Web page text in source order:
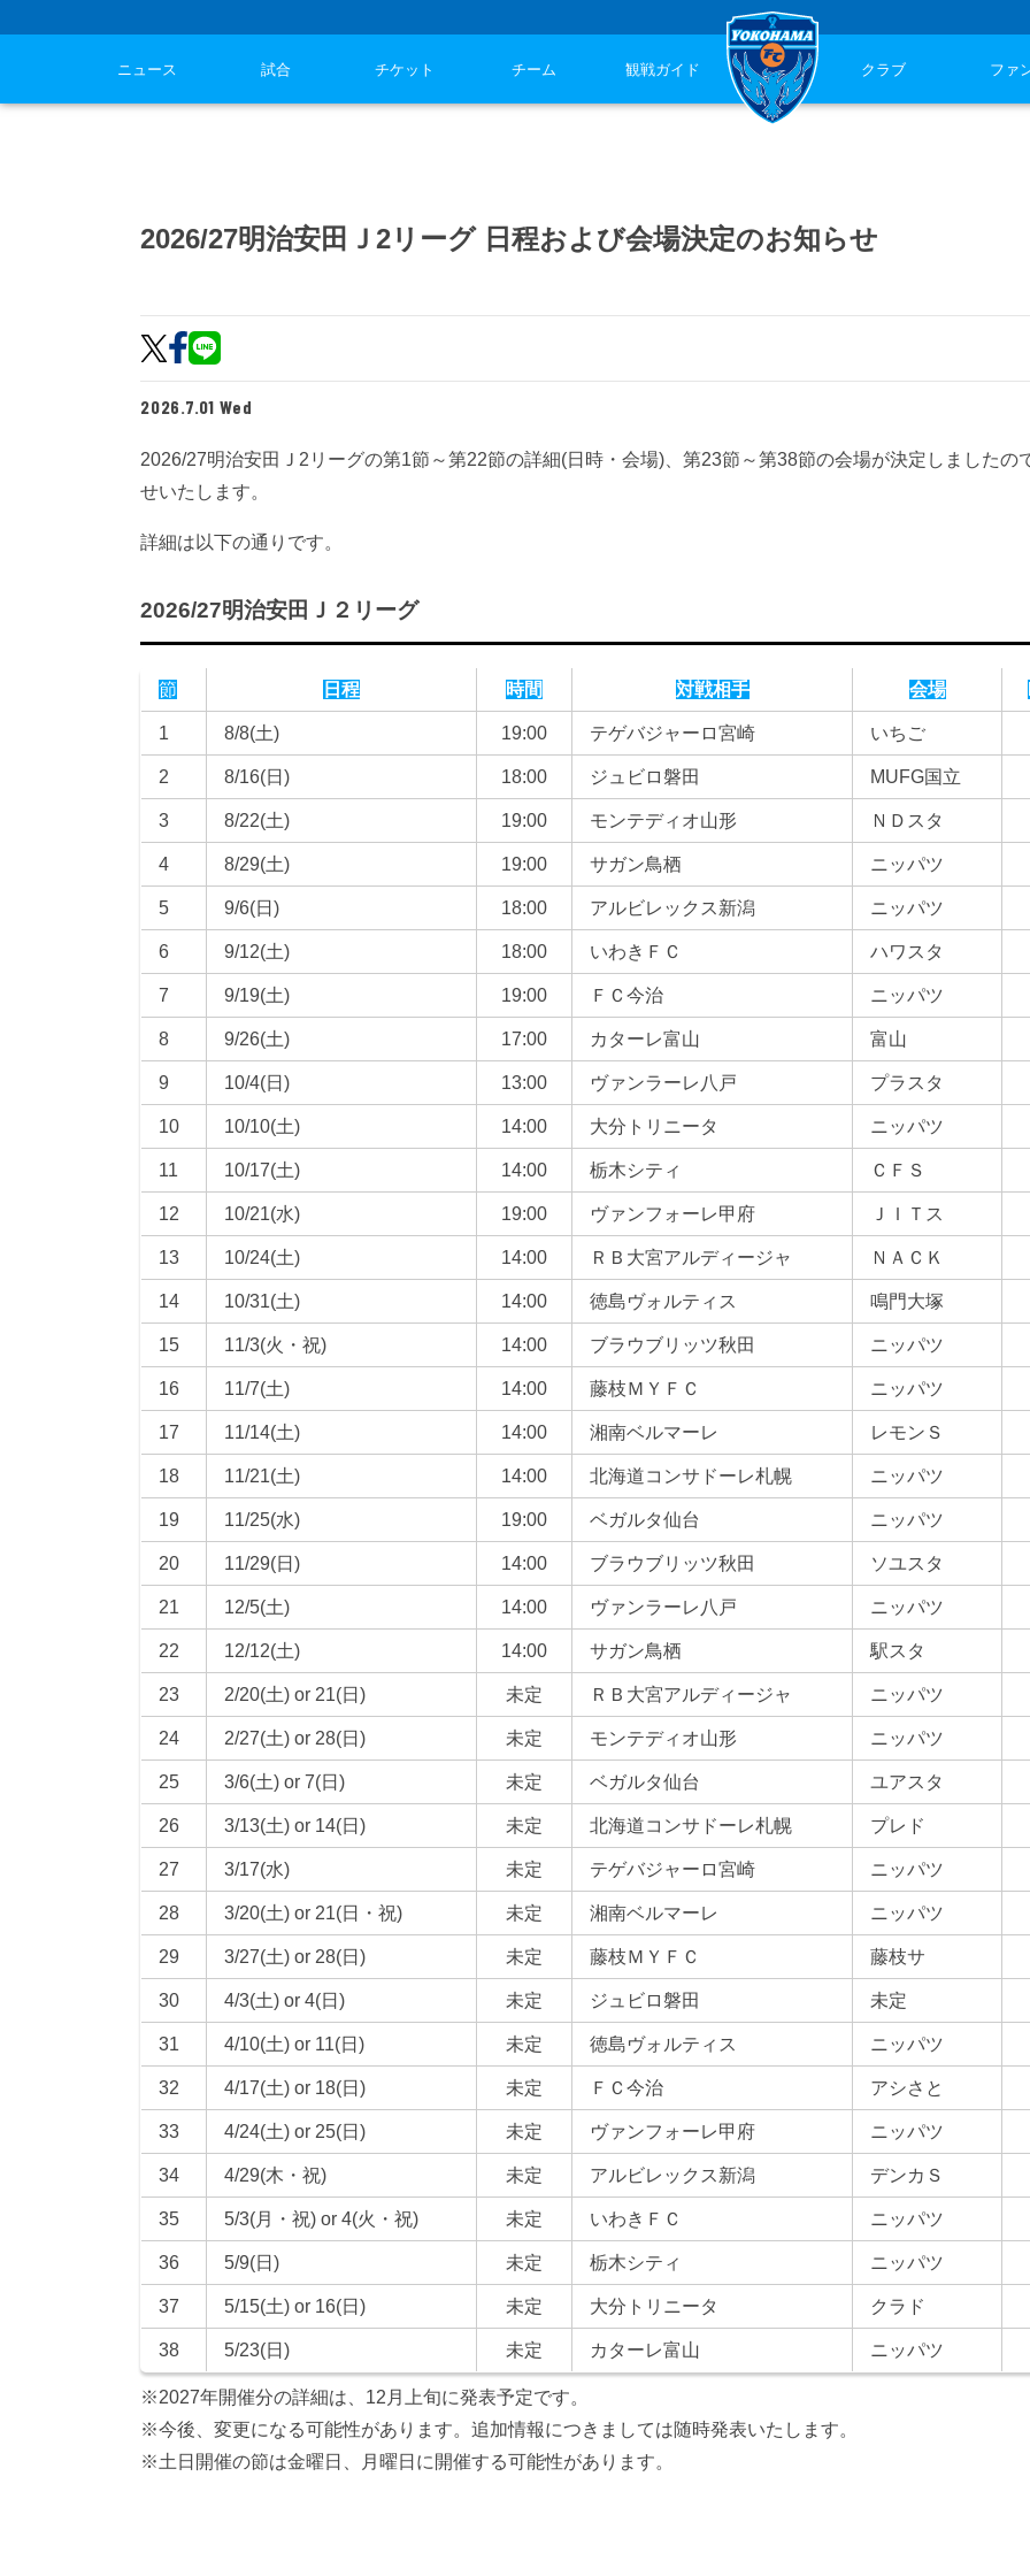
ニュース 試合 チケット チーム 観戦ガイド クラブ ファ
2026/27明治安田Ｊ2リーグ 日程および会場決定のお知らせ
2026.7.01 Wed
2026/27明治安田Ｊ2リーグの第1節～第22節の詳細(日時・会場)、第23節～第38節の会場が決定しましたの
せいたします。
詳細は以下の通りです。
2026/27明治安田Ｊ２リーグ
節 日程 時間 対戦相手 会場
1 8/8(土) 19:00 テゲバジャーロ宮崎 いちご
2 8/16(日) 18:00 ジュビロ磐田 MUFG国立
3 8/22(土) 19:00 モンテディオ山形 ＮＤスタ
4 8/29(土) 19:00 サガン鳥栖 ニッパツ
5 9/6(日) 18:00 アルビレックス新潟 ニッパツ
6 9/12(土) 18:00 いわきＦＣ ハワスタ
7 9/19(土) 19:00 ＦＣ今治 ニッパツ
8 9/26(土) 17:00 カターレ富山 富山
9 10/4(日) 13:00 ヴァンラーレ八戸 プラスタ
10 10/10(土) 14:00 大分トリニータ ニッパツ
11 10/17(土) 14:00 栃木シティ ＣＦＳ
12 10/21(水) 19:00 ヴァンフォーレ甲府 ＪＩＴス
13 10/24(土) 14:00 ＲＢ大宮アルディージャ ＮＡＣＫ
14 10/31(土) 14:00 徳島ヴォルティス 鳴門大塚
15 11/3(火・祝) 14:00 ブラウブリッツ秋田 ニッパツ
16 11/7(土) 14:00 藤枝ＭＹＦＣ ニッパツ
17 11/14(土) 14:00 湘南ベルマーレ レモンＳ
18 11/21(土) 14:00 北海道コンサドーレ札幌 ニッパツ
19 11/25(水) 19:00 ベガルタ仙台 ニッパツ
20 11/29(日) 14:00 ブラウブリッツ秋田 ソユスタ
21 12/5(土) 14:00 ヴァンラーレ八戸 ニッパツ
22 12/12(土) 14:00 サガン鳥栖 駅スタ
23 2/20(土) or 21(日) 未定 ＲＢ大宮アルディージャ ニッパツ
24 2/27(土) or 28(日) 未定 モンテディオ山形 ニッパツ
25 3/6(土) or 7(日) 未定 ベガルタ仙台 ユアスタ
26 3/13(土) or 14(日) 未定 北海道コンサドーレ札幌 プレド
27 3/17(水) 未定 テゲバジャーロ宮崎 ニッパツ
28 3/20(土) or 21(日・祝) 未定 湘南ベルマーレ ニッパツ
29 3/27(土) or 28(日) 未定 藤枝ＭＹＦＣ 藤枝サ
30 4/3(土) or 4(日) 未定 ジュビロ磐田 未定
31 4/10(土) or 11(日) 未定 徳島ヴォルティス ニッパツ
32 4/17(土) or 18(日) 未定 ＦＣ今治 アシさと
33 4/24(土) or 25(日) 未定 ヴァンフォーレ甲府 ニッパツ
34 4/29(木・祝) 未定 アルビレックス新潟 デンカＳ
35 5/3(月・祝) or 4(火・祝) 未定 いわきＦＣ ニッパツ
36 5/9(日) 未定 栃木シティ ニッパツ
37 5/15(土) or 16(日) 未定 大分トリニータ クラド
38 5/23(日) 未定 カターレ富山 ニッパツ
※2027年開催分の詳細は、12月上旬に発表予定です。
※今後、変更になる可能性があります。追加情報につきましては随時発表いたします。
※土日開催の節は金曜日、月曜日に開催する可能性があります。